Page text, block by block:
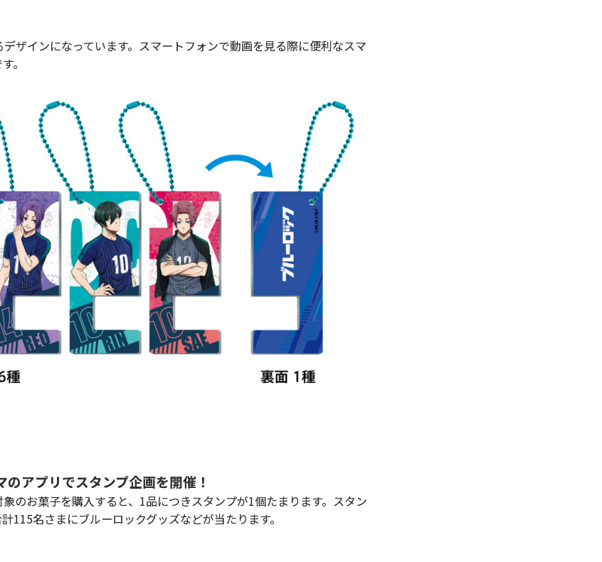
ザインになっています。スマートフォンで動画を見る際に便利なスマ
。
アプリでスタンプ企画を開催！
のお菓子を購入すると、1品につきスタンプが1個たまります。スタン
115名さまにブルーロックグッズなどが当たります。